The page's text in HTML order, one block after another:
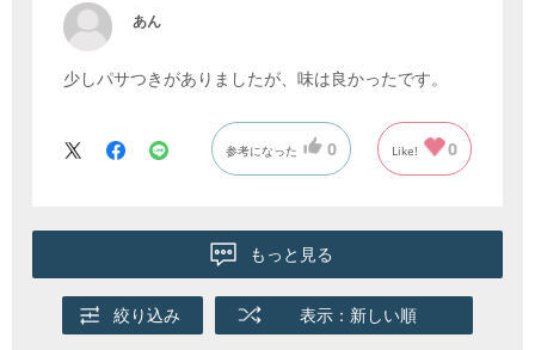
あん
少しパサつきがありましたが、味は良かったです。
参考になった 0 Like! 0
もっと見る
絞り込み 表示：新しい順